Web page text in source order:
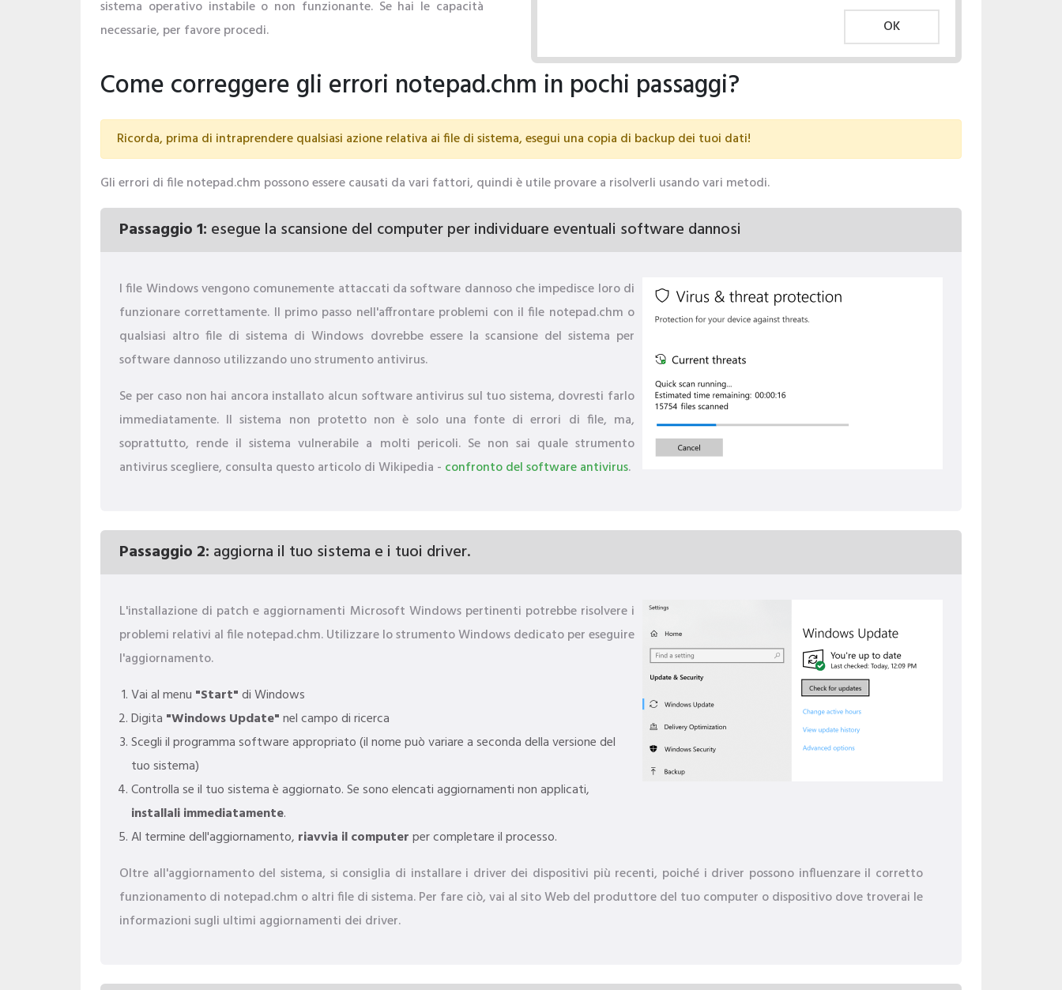
OK
sistema operativo instabile o non funzionante. Se hai le capacità
necessarie, per favore procedi.
Come correggere gli errori notepad.chm in pochi passaggi?
Ricorda, prima di intraprendere qualsiasi azione relativa ai file di sistema, esegui una copia di backup dei tuoi dati!
Gli errori di file notepad.chm possono essere causati da vari fattori, quindi è utile provare a risolverli usando vari metodi.
Passaggio 1: esegue la scansione del computer per individuare eventuali software dannosi
I file Windows vengono comunemente attaccati da software dannoso che impedisce loro di
funzionare correttamente. Il primo passo nell'affrontare problemi con il file notepad.chm o
qualsiasi altro file di sistema di Windows dovrebbe essere la scansione del sistema per
software dannoso utilizzando uno strumento antivirus.
Se per caso non hai ancora installato alcun software antivirus sul tuo sistema, dovresti farlo
immediatamente. Il sistema non protetto non è solo una fonte di errori di file, ma,
soprattutto, rende il sistema vulnerabile a molti pericoli. Se non sai quale strumento
antivirus scegliere, consulta questo articolo di Wikipedia - confronto del software antivirus.
Passaggio 2: aggiorna il tuo sistema e i tuoi driver.
L'installazione di patch e aggiornamenti Microsoft Windows pertinenti potrebbe risolvere i
problemi relativi al file notepad.chm. Utilizzare lo strumento Windows dedicato per eseguire
l'aggiornamento.
Vai al menu "Start"di Windows
Digita "Windows Update"nel campo di ricerca
Scegli il programma software appropriato (il nome può variare a seconda della versione del
tuo sistema)
Controlla se il tuo sistema è aggiornato. Se sono elencati aggiornamenti non applicati,
installali immediatamente.
Al termine dell'aggiornamento, riavvia il computerper completare il processo.
Oltre all'aggiornamento del sistema, si consiglia di installare i driver dei dispositivi più recenti, poiché i driver possono influenzare il corretto
funzionamento di notepad.chm o altri file di sistema. Per fare ciò, vai al sito Web del produttore del tuo computer o dispositivo dove troverai le
informazioni sugli ultimi aggiornamenti dei driver.